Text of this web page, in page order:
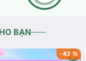
BẠN
-42%